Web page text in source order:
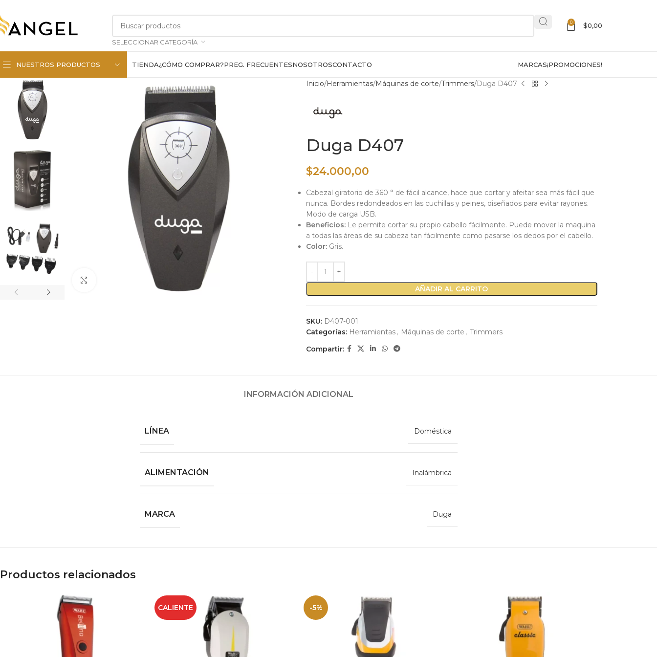
SELECCIONAR CATEGORÍA
0 $0,00
NUESTROS PRODUCTOS TIENDA¿CÓMO COMPRAR?PREG. FRECUENTESNOSOTROSCONTACTO MARCAS¡PROMOCIONES!
Haga clic para ampliar
Inicio Herramientas Máquinas de corte Trimmers Duga D407
Duga D407
$24.000,00
Cabezal giratorio de 360 ° de fácil alcance, hace que cortar y afeitar sea más fácil que
nunca. Bordes redondeados en las cuchillas y peines, diseñados para evitar rayones.
Modo de carga USB.
Beneficios:Le permite cortar su propio cabello fácilmente. Puede mover la maquina
a todas las áreas de su cabeza tan fácilmente como pasarse los dedos por el cabello.
Color:Gris.
AÑADIR AL CARRITO
SKU: D407-001
Categorías: Herramientas, Máquinas de corte , Trimmers
Compartir:
INFORMACIÓN ADICIONAL
LÍNEA Doméstica
ALIMENTACIÓN Inalámbrica
MARCA Duga
Productos relacionados
CALIENTE -5%